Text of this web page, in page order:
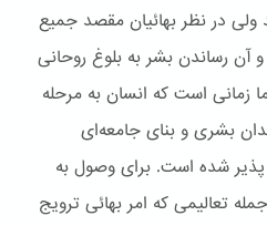
ولی در نظر بهائیان مقصد جمیع
آن رساندن بشر به بلوغ روحانی
زمانی است که انسان به مرحله
بشری و بنای جامعه‌ای
شده است. برای وصول به
تعالیمی که امر بهائی ترویج